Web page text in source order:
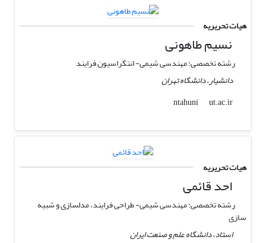
هیات تحریریه
نسیم طاهونی
رشته تخصصی: مهندسی شیمی- انتگراسیون فرایند
دانشیار، دانشگاه تهران
ntahuni
ut.ac.ir
هیات تحریریه
احد قائمی
رشته تخصصی: مهندسی شیمی- طراحی فرایند، مدلسازی و شبیه
سازی
استاد، دانشگاه علم و صنعت ایران